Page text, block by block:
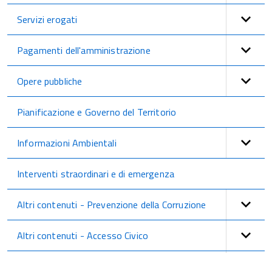
Servizi erogati
Pagamenti dell'amministrazione
Opere pubbliche
Pianificazione e Governo del Territorio
Informazioni Ambientali
Interventi straordinari e di emergenza
Altri contenuti - Prevenzione della Corruzione
Altri contenuti - Accesso Civico